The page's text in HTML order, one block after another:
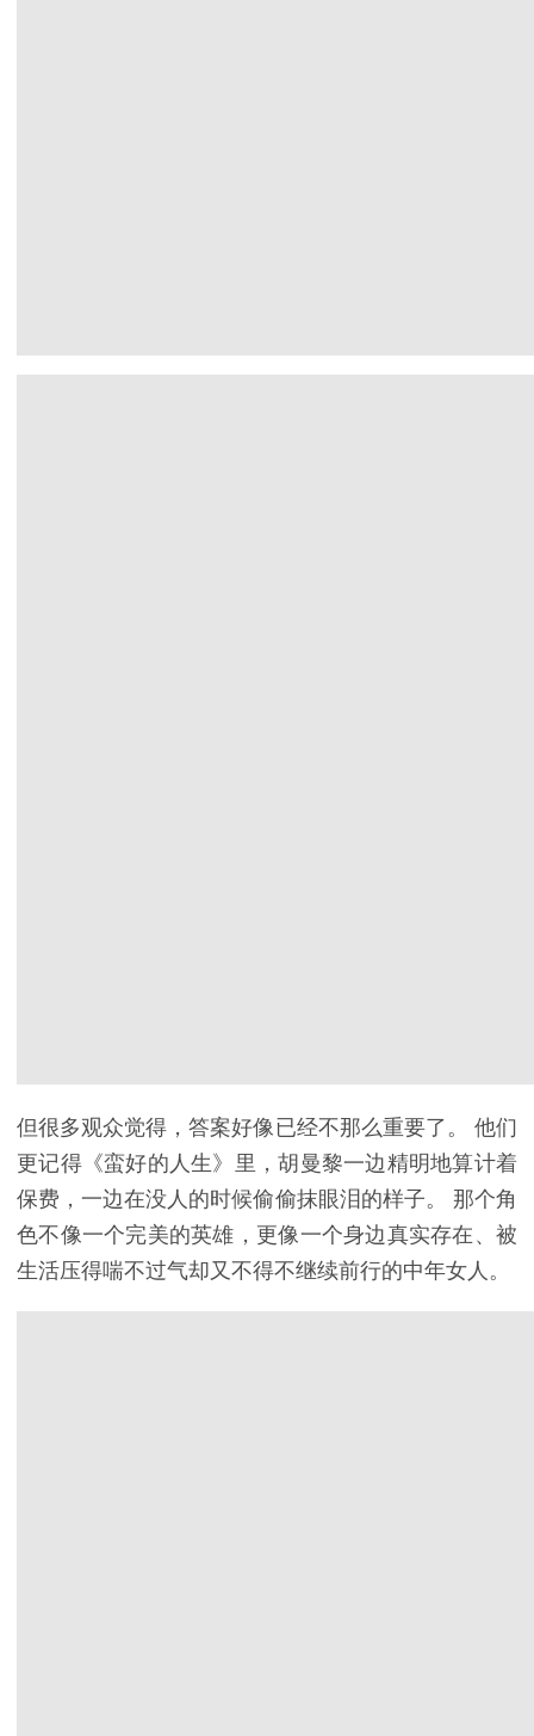
但很多观众觉得，答案好像已经不那么重要了。 他们
更记得《蛮好的人生》里，胡曼黎一边精明地算计着
保费，一边在没人的时候偷偷抹眼泪的样子。 那个角
色不像一个完美的英雄，更像一个身边真实存在、被
生活压得喘不过气却又不得不继续前行的中年女人。